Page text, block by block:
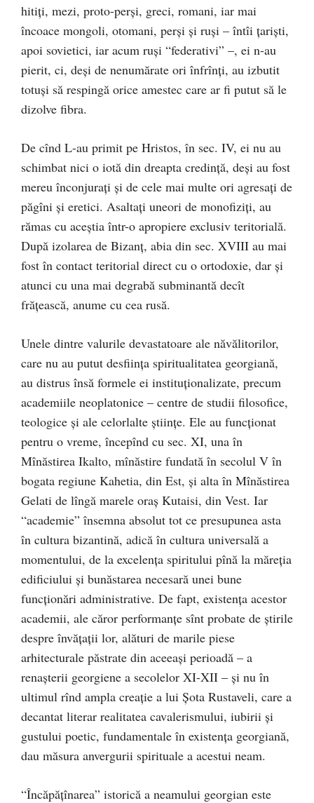
hitiţi, mezi, proto-perşi, greci, romani, iar mai
încoace mongoli, otomani, perşi şi ruşi – întîi ţarişti,
apoi sovietici, iar acum ruşi “federativi” –, ei n-au
pierit, ci, deşi de nenumărate ori înfrînţi, au izbutit
totuşi să respingă orice amestec care ar fi putut să le
dizolve fibra.
De cînd L-au primit pe Hristos, în sec. IV, ei nu au
schimbat nici o iotă din dreapta credinţă, deşi au fost
mereu înconjuraţi şi de cele mai multe ori agresaţi de
păgîni şi eretici. Asaltaţi uneori de monofiziţi, au
rămas cu aceştia într-o apropiere exclusiv teritorială.
După izolarea de Bizanţ, abia din sec. XVIII au mai
fost în contact teritorial direct cu o ortodoxie, dar şi
atunci cu una mai degrabă subminantă decît
frăţească, anume cu cea rusă.
Unele dintre valurile devastatoare ale năvălitorilor,
care nu au putut desfiinţa spiritualitatea georgiană,
au distrus însă formele ei instituţionalizate, precum
academiile neoplatonice – centre de studii filosofice,
teologice şi ale celorlalte ştiinţe. Ele au funcţionat
pentru o vreme, începînd cu sec. XI, una în
Mînăstirea Ikalto, mînăstire fundată în secolul V în
bogata regiune Kahetia, din Est, şi alta în Mînăstirea
Gelati de lîngă marele oraş Kutaisi, din Vest. Iar
“academie” însemna absolut tot ce presupunea asta
în cultura bizantină, adică în cultura universală a
momentului, de la excelenţa spiritului pînă la măreţia
edificiului şi bunăstarea necesară unei bune
funcţionări administrative. De fapt, existenţa acestor
academii, ale căror performanţe sînt probate de ştirile
despre învăţaţii lor, alături de marile piese
arhitecturale păstrate din aceeaşi perioadă – a
renaşterii georgiene a secolelor XI-XII – şi nu în
ultimul rînd ampla creaţie a lui Şota Rustaveli, care a
decantat literar realitatea cavalerismului, iubirii şi
gustului poetic, fundamentale în existenţa georgiană,
dau măsura anvergurii spirituale a acestui neam.
“Încăpăţînarea” istorică a neamului georgian este